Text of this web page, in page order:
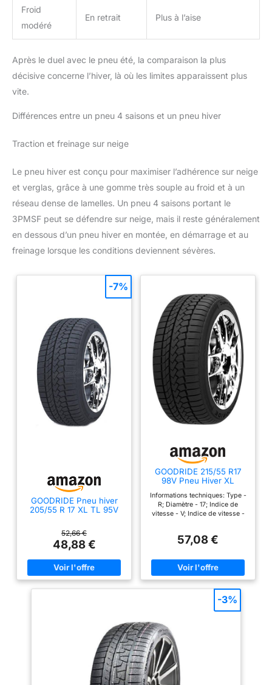
Froid
modéré
En retrait Plus à l’aise
Après le duel avec le pneu été, la comparaison la plus
décisive concerne l’hiver, là où les limites apparaissent plus
vite.
Différences entre un pneu 4 saisons et un pneu hiver
Traction et freinage sur neige
Le pneu hiver est conçu pour maximiser l’adhérence sur neige
et verglas, grâce à une gomme très souple au froid et à un
réseau dense de lamelles. Un pneu 4 saisons portant le
3PMSF peut se défendre sur neige, mais il reste généralement
en dessous d’un pneu hiver en montée, en démarrage et au
freinage lorsque les conditions deviennent sévères.
GOODRIDE Pneu hiver
205/55 R 17 XL TL 95V
52,66 €
48,88 €
-7%
GOODRIDE 215/55 R17
98V Pneu Hiver XL
Informations techniques: Type -
R; Diamètre - 17; Indice de
vitesse - V; Indice de vitesse -
Dimensions du pneu - 17; Indice
Type - pkw; Saison - Wi;
Protection jante - Felgenschutz;
Adhérence sur sol mouillé - C;
wi; Tailles de pneus - 215-55-
17; Type - r; Indice de charge -
98; Efficacité énergétique - C;
Niveau de pression acoustique
[dB] - 72; Adhérence sur la
neige - 1; EPREL-id - 580869;
Niveau d'émission sonore - B;
Pneu Renforcé - XL; M+S - Oui
Vérification rapide de la
compatibilité en un seul jour
57,08 €
-3%